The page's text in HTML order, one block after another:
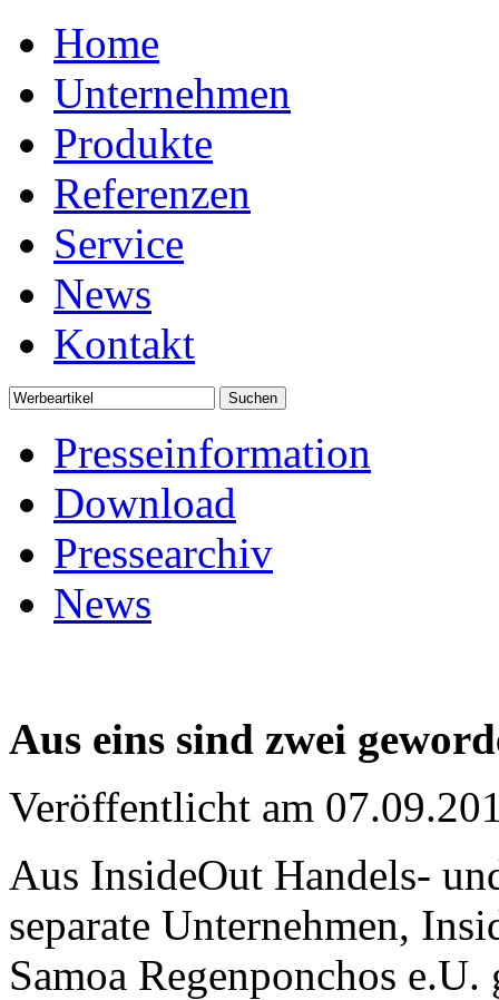
Home
Unternehmen
Produkte
Referenzen
Service
News
Kontakt
Presseinformation
Download
Pressearchiv
News
Aus eins sind zwei
Veröffentlicht am
Aus InsideOut Handels-
separate Unternehmen,
Samoa Regenponchos e.U.